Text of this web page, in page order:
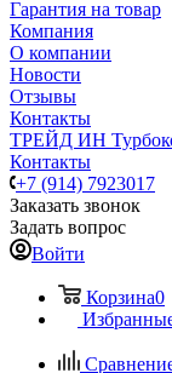
Гарантия на товар
Компания
О компании
Новости
Отзывы
Контакты
ТРЕЙД ИН
Контакты
+7 (914) 7923017
Заказать звонок
Задать вопрос
Войти
Корзина0